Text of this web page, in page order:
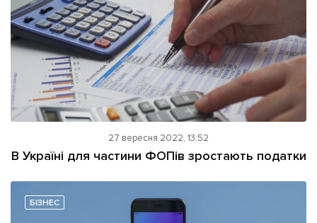
27 вересня 2022, 13:52
В Україні для частини ФОПів зростають податки
БІЗНЕС